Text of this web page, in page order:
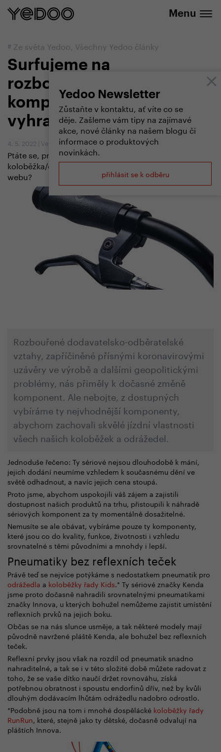
Menu
Yedoo Newsletter
Zůstaňte v kontaktu, ať víte co se
děje. Zašleme vám tipy na zajímavé
akce, nové články na našem blogu či
informace o produktových
novinkách.
přihlásit se k odběru
# Ze světa Yedoo, Všechny Yedoo články
Surfujeme na
rozbouřeném moři
komponent aneb Změna
vyhrazena
4. 5. 2022 | Vendula Kosíková
Ptáte se, proč má vámi zakoupená
koloběžka/odrážedlo jiné komponenty, než uvádíme na
webu?
Rozbouřené dodavatelsko-odběratelské
vztahy, zapříčiněné přísnými koronavirovými
uzávěry ve výrobě a dalšími geopolitickými
problémy, nás přiměly k dočasné změně
komponent. Ale nebojte, z dostupných
vybíráme ty nejvhodnější komponenty,
abychom zachovali skvělé jízdní vlastnosti
všech našich koloběžek a odrážedel.
Jednoduše řečeno: Ty sériové nejsou dlouhodobě k mání,
jejich dodání neumíme vzhledem k současnému dění ve
světě odhadnout, a navíc jejich cena stoupá.
Proto jsme, abychom uspokojili váš zájem a zajistili
dostupnost našich produktů na trhu, přistoupili k náhradě
sériových komponent za ty momentálně dosažitelné.
Nemusíte se ale obávat, vybíráme pouze ty komponenty,
které jsou co do kvality, funkce, životnosti i vzhledu
srovnatelné s těmi původními a mnohdy i lepší.
Pneumatiky bez reflexních teček
Právě teď se nejvíce potýkáme s nedostatkem pneumatik pro
odrážedla a koloběžky řady Kids.* Ty sériové značky Kenda
jsme proto dočasně nahradili srovnatelnými pneumatikami
značky Innova, u kterých bohužel nemůžeme zajistit umístění
reflexních prvků na jejich boku.
Občas se na nás slunce usměje, a tak některé modely mají
původně navržené pláště Kenda, ale bohužel bez reflexních
teček.
Reflexní prvky jsou však na rozdíl od pneumatik snadno
nahraditelné, a tak se i v této složité době můžete radovat z
toho, že se vaše dítko naučí držet rovnováhu, získá
potřebnou obratnost i spoustu endorfinů dřív, než by kvůli
dlouhým dodávacím lhůtám odrážedlu nadobro odrostlo.
*Podobně jsou na tom i mnohé dospělácké koloběžky řady
RunRun, které, stejně jako ty dětské, dočasně odvalují na
pláštích Innova.